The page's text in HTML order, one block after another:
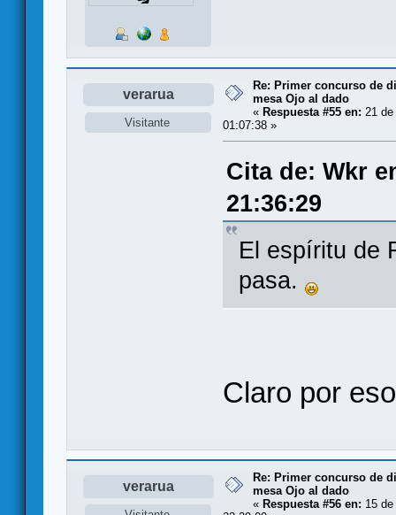
verarua
Visitante
Re: Primer concurso de
mesa Ojo al dado
« Respuesta #55 en: 21
01:07:38 »
Cita de: Wkr
21:36:29
El espíritu de
pasa.
Claro por
verarua
Re: Primer concurso de
mesa Ojo al dado
« Respuesta #56 en: 15